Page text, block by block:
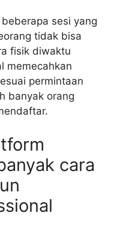
sesi yang
tidak bisa
fisik diwaktu
memecahkan
permintaan
banyak orang
cara